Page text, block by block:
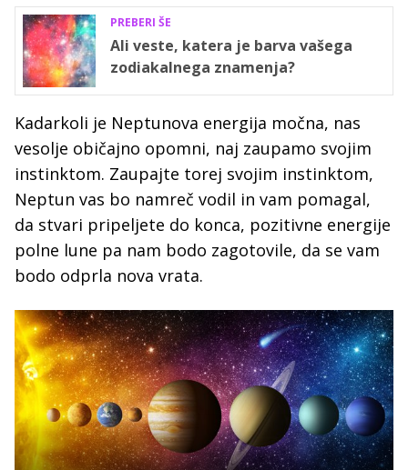
PREBERI ŠE
Ali veste, katera je barva vašega
zodiakalnega znamenja?
Kadarkoli je Neptunova energija močna, nas
vesolje običajno opomni, naj zaupamo svojim
instinktom. Zaupajte torej svojim instinktom,
Neptun vas bo namreč vodil in vam pomagal,
da stvari pripeljete do konca, pozitivne energije
polne lune pa nam bodo zagotovile, da se vam
bodo odprla nova vrata.